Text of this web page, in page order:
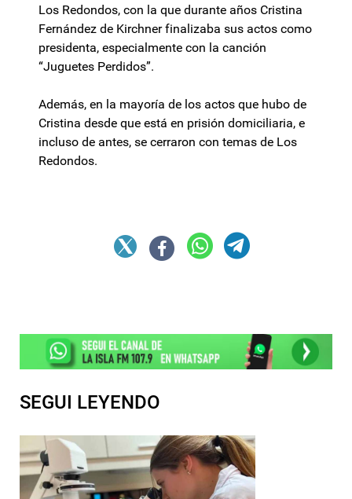
Los Redondos, con la que durante años Cristina
Fernández de Kirchner finalizaba sus actos como
presidenta, especialmente con la canción
“Juguetes Perdidos”.
Además, en la mayoría de los actos que hubo de
Cristina desde que está en prisión domiciliaria, e
incluso de antes, se cerraron con temas de Los
Redondos.
SEGUI LEYENDO